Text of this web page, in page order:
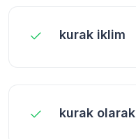
kurak iklim
kurak olarak